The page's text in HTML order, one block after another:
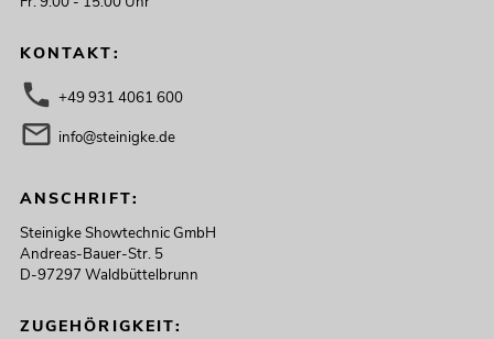
KONTAKT:
+49 931 4061 600
info@steinigke.de
ANSCHRIFT:
Steinigke Showtechnic GmbH
Andreas-Bauer-Str. 5
D-97297 Waldbüttelbrunn
ZUGEHÖRIGKEIT: